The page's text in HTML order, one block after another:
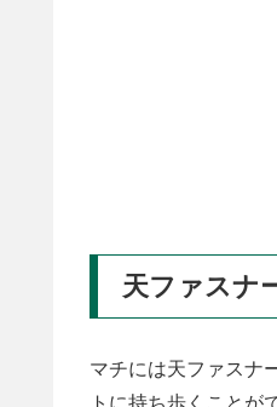
天ファスナ
マチには天ファスナ
トに持ち歩くことが